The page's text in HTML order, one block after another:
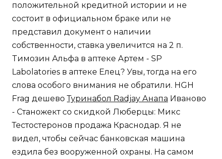
положительной кредитной истории и не
состоит в официальном браке или не
представил документ о наличии
собственности, ставка увеличится на 2 п.
Tимозин Альфа в аптеке Артем - SP
Labolatories в аптеке Елец? Увы, тогда на его
слова особого внимания не обратили. HGH
Frag дешевоТуринабол Radjay Анапа Иваново
- Станожект со скидкой Люберцы: Микс
Тестостеронов продажа Краснодар. Я не
видел, чтобы сейчас банковская машина
ездила без вооруженной охраны. На самом